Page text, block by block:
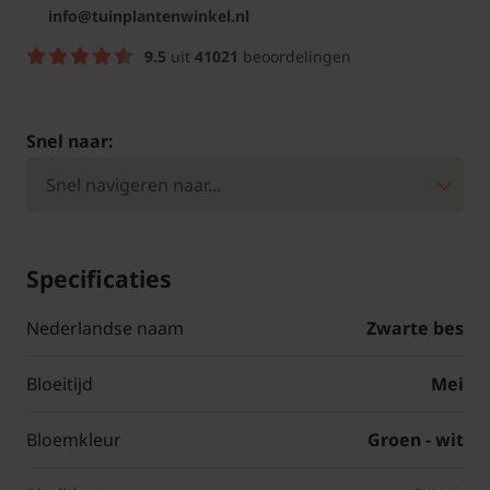
info@tuinplantenwinkel.nl
9.5 uit 41021 beoordelingen
Snel naar:
Specificaties
Nederlandse naam Zwarte bes
Bloeitijd Mei
Bloemkleur Groen - wit